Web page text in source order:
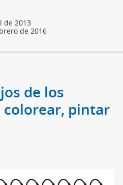
de 2013
de 2016
de los
colorear, pintar